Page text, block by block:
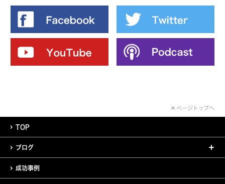
ページトップへ
TOP
ブログ
成功事例